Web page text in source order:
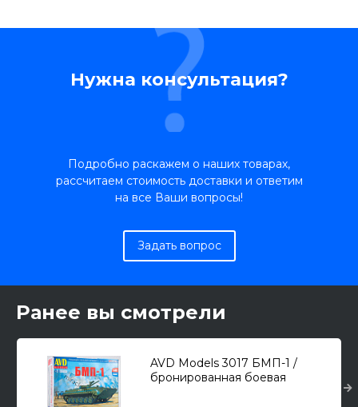
Нужна консультация?
Подробно раскажем о наших товарах,
рассчитаем стоимость доставки и ответим
на все Ваши вопросы!
Задать вопрос
Ранее вы смотрели
AVD Models 3017 БМП-1 /
бронированная боевая